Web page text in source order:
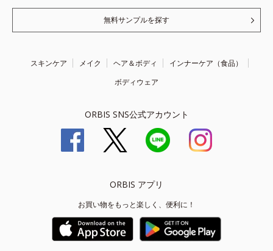
無料サンプルを探す
スキンケア メイク ヘア＆ボディ
インナーケア（食品）
ボディウェア
ORBIS SNS公式アカウント
ORBIS アプリ
お買い物をもっと楽しく、便利に！